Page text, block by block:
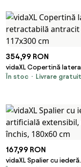
354,99 RON
vidaXL Copertină
retractabilă antracit
În stoc Livrare
167,99 RON
vidaXL Spalier cu iederă